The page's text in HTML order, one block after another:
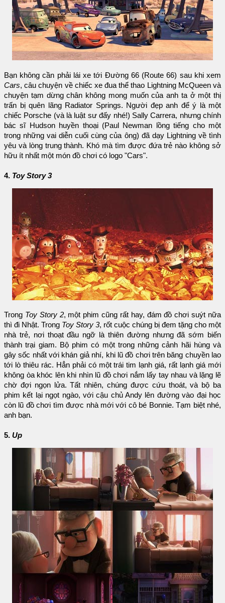
Bạn không cần phải lái xe tới Đường 66 (Route 66) sau khi xem
Cars, câu chuyện về chiếc xe đua thể thao Lightning McQueen và
chuyện tạm dừng chân không mong muốn của anh ta ở một thị
trấn bị quên lãng Radiator Springs. Người đẹp anh để ý là một
chiếc Porsche (và là luật sư đấy nhé!) Sally Carrera, nhưng chính
bác sĩ Hudson huyền thoại (Paul Newman lồng tiếng cho một
trong những vai diễn cuối cùng của ông) đã dạy Lightning về tình
yêu và lòng trung thành. Khó mà tìm được đứa trẻ nào không sở
hữu ít nhất một món đồ chơi có logo "Cars".
4. Toy Story 3
Trong Toy Story 2, một phim cũng rất hay, đám đồ chơi suýt nữa
thì đi Nhật. Trong Toy Story 3, rốt cuộc chúng bị đem tặng cho một
nhà trẻ, nơi thoạt đầu ngỡ là thiên đường nhưng đã sớm biến
thành trại giam. Bộ phim có một trong những cảnh hãi hùng và
gây sốc nhất với khán giả nhí, khi lũ đồ chơi trên băng chuyền lao
tới lò thiêu rác. Hẳn phải có một trái tim lạnh giá, rất lạnh giá mới
không òa khóc lên khi nhìn lũ đồ chơi nắm lấy tay nhau và lặng lẽ
chờ đợi ngọn lửa. Tất nhiên, chúng được cứu thoát, và bộ ba
phim kết lại ngọt ngào, với cậu chủ Andy lên đường vào đại học
còn lũ đồ chơi tìm được nhà mới với cô bé Bonnie. Tạm biệt nhé,
anh bạn.
5. Up